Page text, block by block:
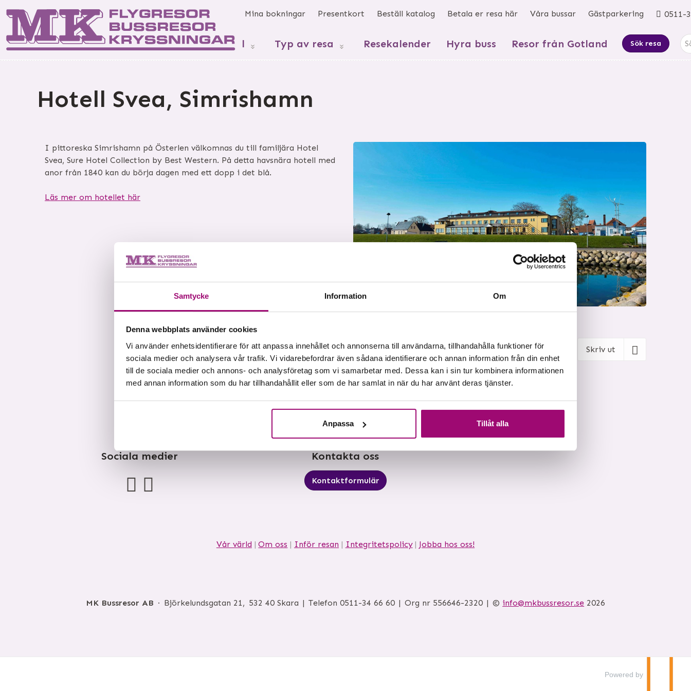
Samtycke Information Om
Denna webbplats använder cookies
Vi använder enhetsidentifierare för att anpassa innehållet och annonserna till användarna, tillhandahålla funktioner för
sociala medier och analysera vår trafik. Vi vidarebefordrar även sådana identifierare och annan information från din enhet
till de sociala medier och annons- och analysföretag som vi samarbetar med. Dessa kan i sin tur kombinera informationen
med annan information som du har tillhandahållit eller som de har samlat in när du har använt deras tjänster.
Anpassa Tillåt alla
Start Kontakta oss Mina bokningar Presentkort Beställ katalog Betala er resa här Våra bussar Gästparkering 0511-
Resmål Typ av resa Resekalender Hyra buss Resor från Gotland Sök resa
Hotell Svea, Simrishamn
I pittoreska Simrishamn på Österlen välkomnas du till familjära Hotel
Svea, Sure Hotel Collection by Best Western. På detta havsnära hotell med
anor från 1840 kan du börja dagen med ett dopp i det blå.
Läs mer om hotellet här
Skriv ut
Eposta länk Dela på Facebook Dela på Twitter
Sociala medier Kontakta oss
Kontaktformulär
Vår värld Om oss Inför resan Integritetspolicy Jobba hos oss!
MK Bussresor AB Björkelundsgatan 21 532 40 Skara Telefon0511-34 66 60 Org nr 556646-2320 © info@mkbussresor.se 2026
Powered by